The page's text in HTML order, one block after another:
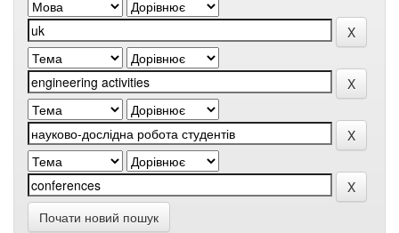
Почати новий пошук